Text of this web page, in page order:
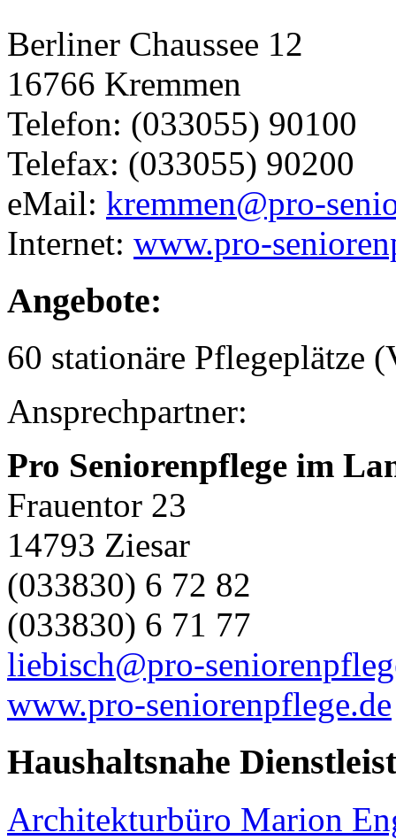
Berliner Chaussee 12
16766 Kremmen
Telefon: (033055) 90100
Telefax: (033055) 90200
eMail: kremmen@pro-
Internet: www.pro-
Angebote:
60 stationäre Pflegeplätze
Ansprechpartner:
Pro Seniorenpflege im
Frauentor 23
14793 Ziesar
(033830) 6 72 82
(033830) 6 71 77
liebisch@pro-
www.pro-seniorenpflege.de
Haushaltsnahe
Architekturbüro Marion